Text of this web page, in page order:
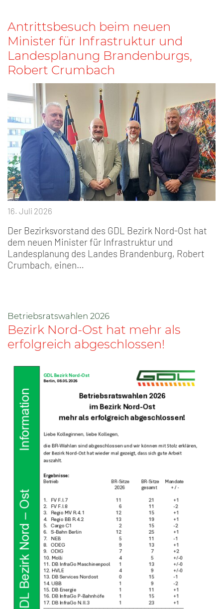
Antrittsbesuch beim neuen
Minister für Infrastruktur und
Landesplanung Brandenburgs,
Robert Crumbach
16. Juli 2026
Der Bezirksvorstand des GDL Bezirk Nord-Ost hat
dem neuen Minister für Infrastruktur und
Landesplanung des Landes Brandenburg, Robert
Crumbach, einen…
Betriebsratswahlen 2026
Bezirk Nord-Ost hat mehr als
erfolgreich abgeschlossen!